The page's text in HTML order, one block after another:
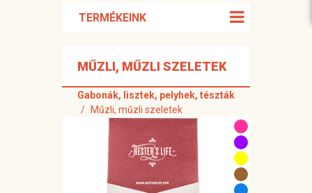
TERMÉKEINK
MŰZLI, MŰZLI SZELETEK
Gabonák, lisztek, pelyhek, tészták
Műzli, műzli szeletek